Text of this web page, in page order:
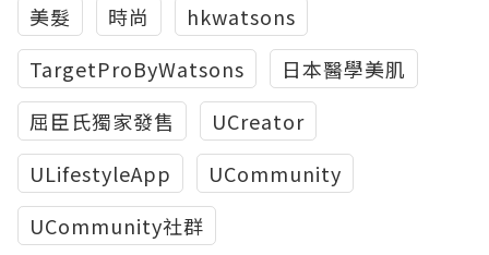
美髮 時尚
hkwatsons
TargetProByWatsons
日本醫學美肌
屈臣氏獨家發售
UCreator
ULifestyleApp
UCommunity
UCommunity社群